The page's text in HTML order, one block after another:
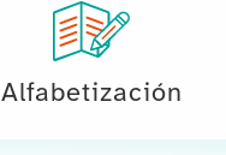
Alfabetización